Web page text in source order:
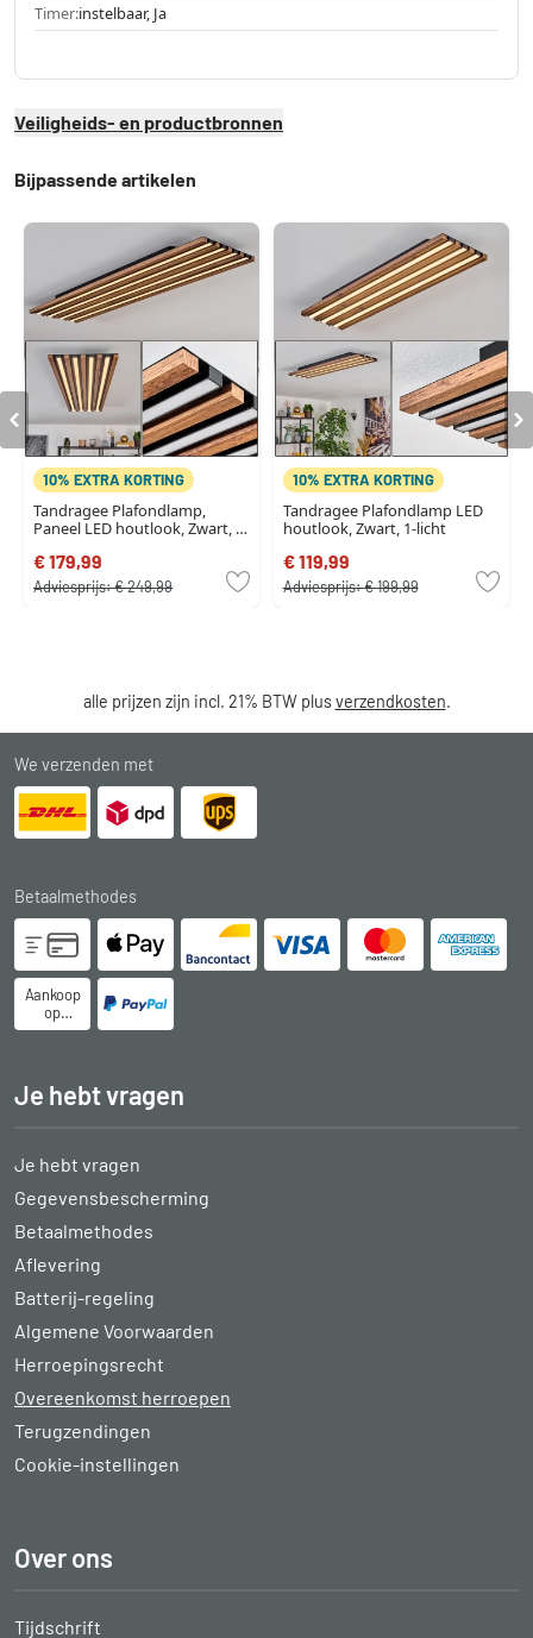
Timer:instelbaar, Ja
Veiligheids- en productbronnen
Bijpassende artikelen
10% EXTRA KORTING
Tandragee Plafondlamp,
Paneel LED houtlook, Zwart, 1-
€ 179,99
Adviesprijs:€ 249,99
10% EXTRA KORTING
Tandragee Plafondlamp LED
houtlook, Zwart, 1-licht
€ 119,99
Adviesprijs:€ 199,99
alle prijzen zijn incl. 21% BTW plusverzendkosten.
We verzenden met
Betaalmethodes
Aankoop
op
rekening
Je hebt vragen
Je hebt vragen
Gegevensbescherming
Betaalmethodes
Aflevering
Batterij-regeling
Algemene Voorwaarden
Herroepingsrecht
Overeenkomst herroepen
Terugzendingen
Cookie-instellingen
Over ons
Tijdschrift